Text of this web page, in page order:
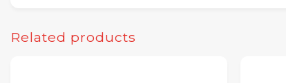
Related products